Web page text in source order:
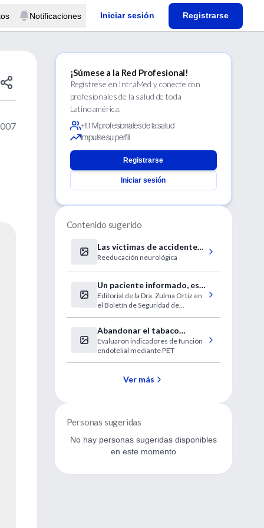
Notificaciones Iniciar sesión Registrarse
¡Súmese a la Red Profesional!
Regístrese en IntraMed y conecte con
profesionales de la salud de toda
Latinoamérica.
+1.1 M profesionales de la salud
Impulse su perfil
Registrarse
Iniciar sesión
Contenido sugerido
Las víctimas de accidentes
cerebrovasculares podrían
recuperar la vista
Reeducación neurológica
Un paciente informado, es
un paciente seguro
Editorial de la Dra. Zulma Ortiz en
el Boletín de Seguridad de
Abandonar el tabaco
restablece la función
vascular deteriorada
Evaluaron indicadores de función
endotelial mediante PET
Ver más
Personas sugeridas
No hay personas sugeridas disponibles
en este momento